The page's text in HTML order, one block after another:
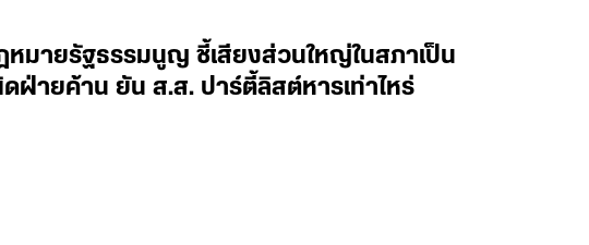
หมายรัฐธรรมนูญ ชี้เสียงส่วนใหญ่ในสภาเป็น
ายค้าน ยัน ส.ส. ปาร์ตี้ลิสต์หารเท่าไหร่